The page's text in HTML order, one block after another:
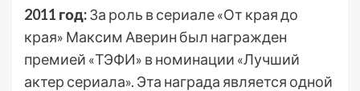
2011 год:За роль в сериале «От края до
края» Максим Аверин был награжден
премией «ТЭФИ» в номинации «Лучший
актер сериала». Эта награда является одной